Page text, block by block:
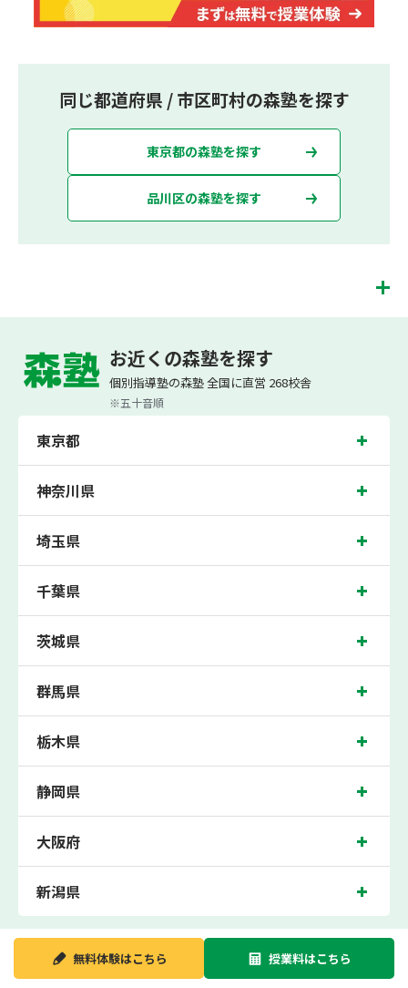
同じ都道府県 / 市区町村の森塾を探す
東京都の森塾を探す
品川区の森塾を探す
（算数・英語・国語）[個別]とDOJO[集団]、中学生は5科目（数学・英語・国語・
理科・社会）、高校生は7科目（数学・英語・国語[古典・現代文]・理科[物理・化
学・生物・地学]・地理歴史・公民・小論文）を提供しています。
また、個別指導塾「森塾」では「成績保証制度」を提供しており、高校生の入塾後
満でご入塾の場合、受講科目が1科目で+20点以上。60点以上でご入塾の場合、そ
上がらなければ、3学期目の対象科目授業料を全額免除し、1学期間無料で指導させ
ていただきます。＊定期テストの一科目あたりの満点数が100点でない地域では、
100点満点に換算した場合の上記 記載点数相当の内容を保証させていただきます。
園、大崎中学校、港区立高松中学校、荏原第一中学校、高輪中学校の各中学校の生
指導などを実施。
五反田近くの塾・個別指導塾。五反田駅（東京都品川区東五反田）周辺の小学生・
中学生・高校生の成績アップの塾・個別指導塾なら「森塾 五反田校」へ。
分に位置する塾・個別指導塾です。五反田校は、五反田駅はもちろん、近隣の不動
料体験受付中です！
お近くの森塾を探す
個別指導塾の森塾 全国に直営 268校舎
※五十音順
東京都
神奈川県
埼玉県
千葉県
茨城県
群馬県
栃木県
静岡県
大阪府
新潟県
無料体験はこちら 授業料はこちら